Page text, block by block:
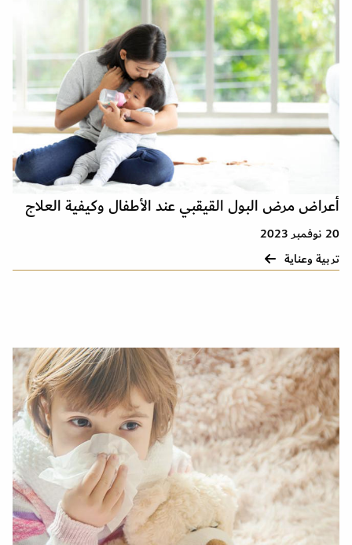
أعراض مرض البول القيقبي عند الأطفال وكيفية العلاج
20 نوفمبر 2023
تربية وعناية